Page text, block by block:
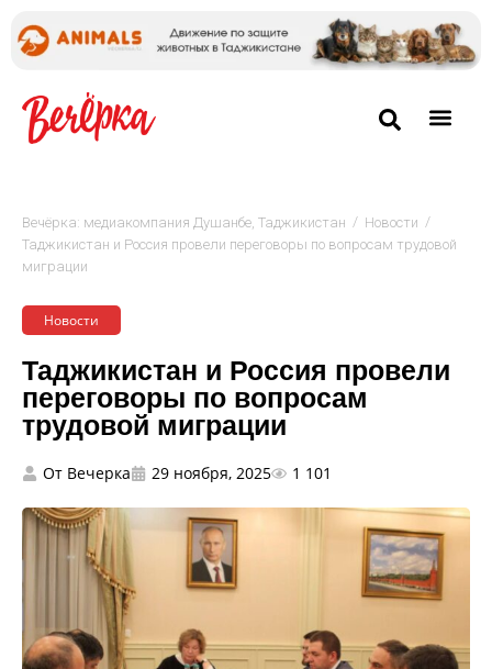
Вечёрка: медиакомпания Душанбе, Таджикистан / Новости /
Таджикистан и Россия провели переговоры по вопросам трудовой
миграции
Новости
Таджикистан и Россия провели
переговоры по вопросам
трудовой миграции
От Вечерка 29 ноября, 2025 1 101